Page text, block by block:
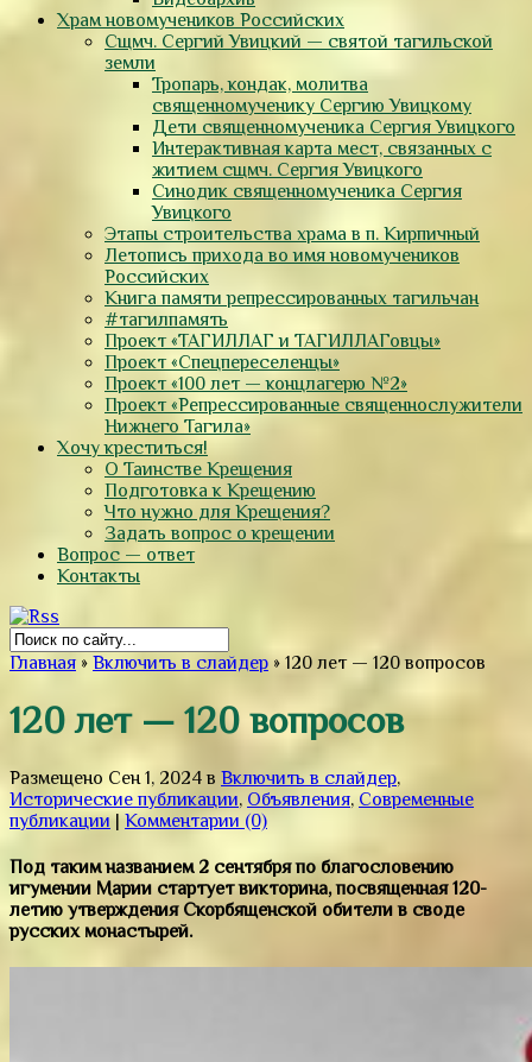
Храм новомучеников Российских
Сщмч. Сергий Увицкий — святой тагильской
земли
Тропарь, кондак, молитва
священномученику Сергию Увицкому
Дети священномученика Сергия Увицкого
Интерактивная карта мест, связанных с
житием сщмч. Сергия Увицкого
Синодик священномученика Сергия
Увицкого
Этапы строительства храма в п. Кирпичный
Летопись прихода во имя новомучеников
Российских
Книга памяти репрессированных тагильчан
#тагилпамять
Проект «ТАГИЛЛАГ и ТАГИЛЛАГовцы»
Проект «Спецпереселенцы»
Проект «100 лет — концлагерю №2»
Проект «Репрессированные священнослужители
Нижнего Тагила»
Хочу креститься!
О Таинстве Крещения
Подготовка к Крещению
Что нужно для Крещения?
Задать вопрос о крещении
Вопрос — ответ
Контакты
Главная » Включить в слайдер » 120 лет — 120 вопросов
120 лет — 120 вопросов
Размещено Сен 1, 2024 в Включить в слайдер,
Исторические публикации, Объявления, Современные
публикации | Комментарии (0)
Под таким названием 2 сентября по благословению
игумении Марии стартует викторина, посвященная 120-
летию утверждения Скорбященской обители в своде
русских монастырей.